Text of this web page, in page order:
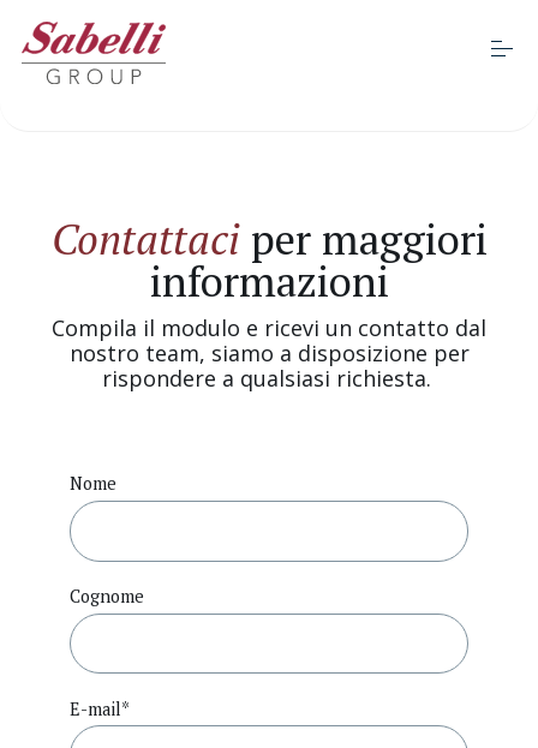
Sostenibilità
Progetti e certificazioni
Business
Governance
Press
Contattaciper maggiori
informazioni
Compila il modulo e ricevi un contatto dal
nostro team, siamo a disposizione per
rispondere a qualsiasi richiesta.
Nome
Cognome
E-mail*